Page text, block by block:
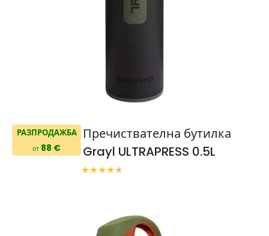
РАЗПРОДАЖБА
от 88 €
Пречиствателна бутилка
Grayl ULTRAPRESS 0.5L